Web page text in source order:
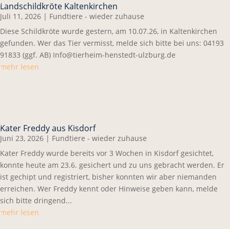
Landschildkröte Kaltenkirchen
Juli 11, 2026 | Fundtiere - wieder zuhause
Diese Schildkröte wurde gestern, am 10.07.26, in Kaltenkirchen
gefunden. Wer das Tier vermisst, melde sich bitte bei uns: 04193
91833 (ggf. AB) Info@tierheim-henstedt-ulzburg.de
mehr lesen
Kater Freddy aus Kisdorf
Juni 23, 2026 | Fundtiere - wieder zuhause
Kater Freddy wurde bereits vor 3 Wochen in Kisdorf gesichtet,
konnte heute am 23.6. gesichert und zu uns gebracht werden. Er
ist gechipt und registriert, bisher konnten wir aber niemanden
erreichen. Wer Freddy kennt oder Hinweise geben kann, melde
sich bitte dringend...
mehr lesen